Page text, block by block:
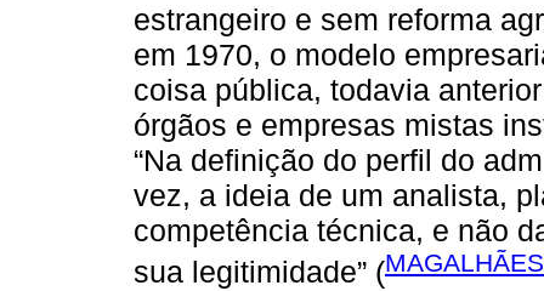
estrangeiro e sem reforma
em 1970, o modelo
coisa pública, todavia
órgãos e empresas mistas
“Na definição do perfil do
vez, a ideia de um analista,
competência técnica, e não
sua legitimidade” (